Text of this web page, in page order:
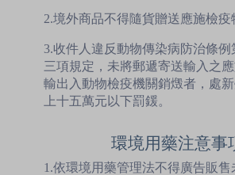
2.境外商品不得隨貨贈送應施檢疫
3.收件人違反動物傳染病防治條例
三項規定，未將郵遞寄送輸入之
輸出入動物檢疫機關銷燬者，處
上十五萬元以下罰鍰。
環境用藥注意事
1.依環境用藥管理法不得廣告販售